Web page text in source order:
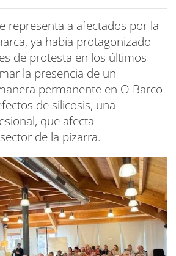
representa a afectados por la
ya había protagonizado
de protesta en los últimos
la presencia de un
permanente en O Barco
de silicosis, una
que afecta
de la pizarra.